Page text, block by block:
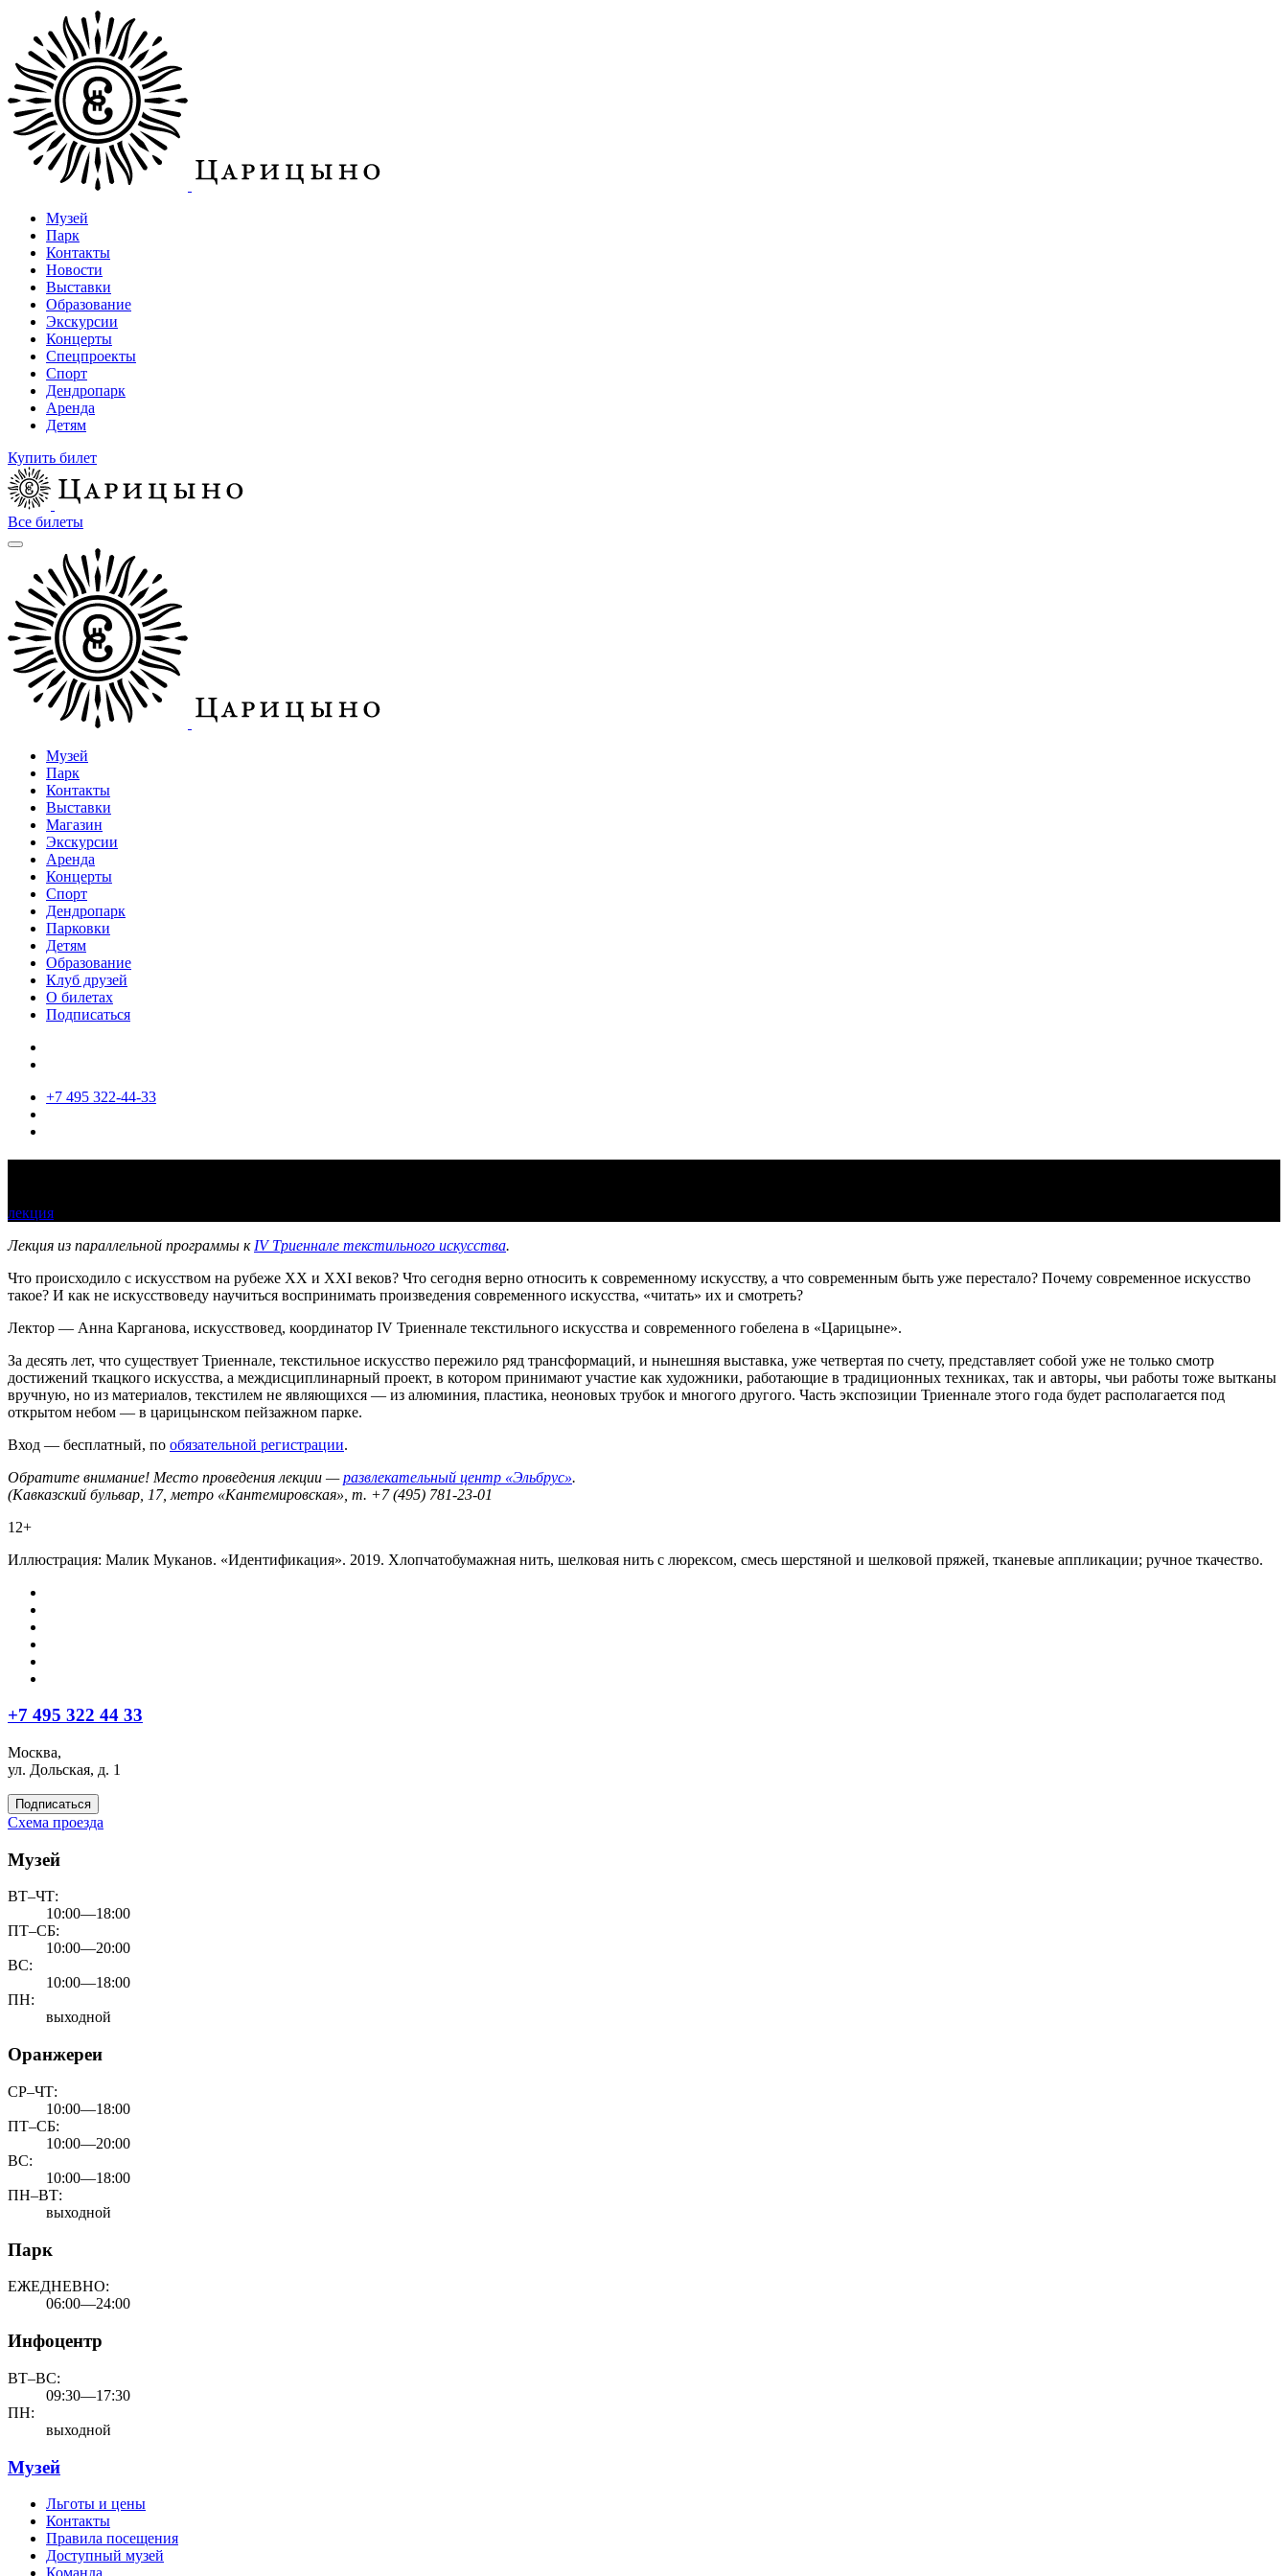
Музей
Парк
Контакты
Новости
Выставки
Образование
Экскурсии
Концерты
Спецпроекты
Спорт
Дендропарк
Аренда
Детям
Купить билет
Все билеты
Музей
Парк
Контакты
Выставки
Магазин
Экскурсии
Аренда
Концерты
Спорт
Дендропарк
Парковки
Детям
Образование
Клуб друзей
О билетах
Подписаться
+7 495 322-44-33
лекция
Лекция из параллельной программы к IV Триеннале текстильного искусства.
Что происходило с искусством на рубеже XX и XXI веков? Что сегодня верно относить к современному искусству, а что современным быть уже перестало? Почему современное искусство
такое? И как не искусствоведу научиться воспринимать произведения современного искусства, «читать» их и смотреть?
Лектор — Анна Карганова, искусствовед, координатор IV Триеннале текстильного искусства и современного гобелена в «Царицыне».
За десять лет, что существует Триеннале, текстильное искусство пережило ряд трансформаций, и нынешняя выставка, уже четвертая по счету, представляет собой уже не только смотр
достижений ткацкого искусства, а междисциплинарный проект, в котором принимают участие как художники, работающие в традиционных техниках, так и авторы, чьи работы тоже вытканы
вручную, но из материалов, текстилем не являющихся — из алюминия, пластика, неоновых трубок и многого другого. Часть экспозиции Триеннале этого года будет располагается под
открытом небом — в царицынском пейзажном парке.
Вход — бесплатный, по обязательной регистрации.
Обратите внимание! Место проведения лекции —развлекательный центр «Эльбрус».
(Кавказский бульвар, 17, метро «Кантемировская», т. +7 (495) 781-23-01
12+
Иллюстрация: Малик Муканов. «Идентификация». 2019. Хлопчатобумажная нить, шелковая нить с люрексом, смесь шерстяной и шелковой пряжей, тканевые аппликации; ручное ткачество.
+7 495 322 44 33
Москва,
ул. Дольская, д. 1
Подписаться
Схема проезда
Музей
ВТ–ЧТ:
10:00—18:00
ПТ–СБ:
10:00—20:00
ВС:
10:00—18:00
ПН:
выходной
Оранжереи
СР–ЧТ:
10:00—18:00
ПТ–СБ:
10:00—20:00
ВС:
10:00—18:00
ПН–ВТ:
выходной
Парк
ЕЖЕДНЕВНО:
06:00—24:00
Инфоцентр
ВТ–ВС:
09:30—17:30
ПН:
выходной
Музей
Льготы и цены
Контакты
Правила посещения
Доступный музей